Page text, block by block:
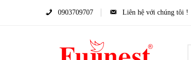
0903709707 Liên hệ với chúng tôi !